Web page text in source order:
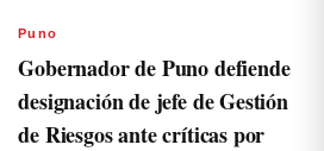
Puno
Gobernador de Puno defiende
designación de jefe de Gestión
de Riesgos ante críticas por